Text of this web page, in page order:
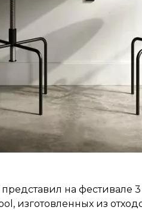
на фестивале 3
изготовленных из